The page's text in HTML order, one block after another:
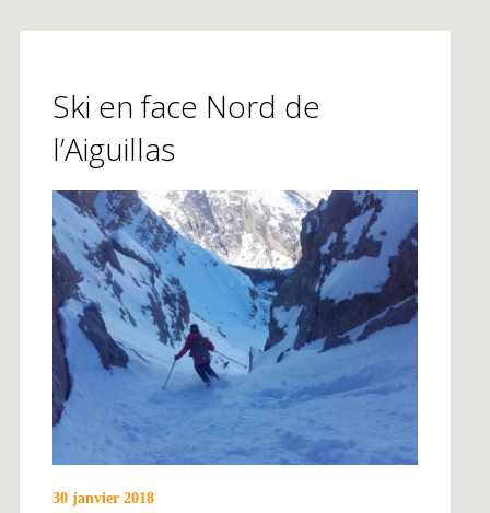
Ski en face Nord de
l’Aiguillas
30 janvier 2018